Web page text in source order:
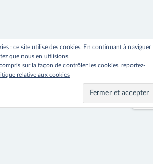
: ce site utilise des cookies. En continuant à naviguer
que nous en utilisions.
sur la façon de contrôler les cookies, reportez-
relative aux cookies